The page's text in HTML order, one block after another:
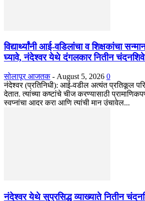
विद्यार्थ्यांनी आई-वडिलांचा व शिक्षकांचा
घ्यावे, नंदेश्वर येथे दंगलकार नितीन
सोलापूर आजतक - August 5, 2026 0
नंदेश्वर (प्रतिनिधी): आई-वडील अत्यंत प्रतिकूल
देतात. त्यांच्या कष्टांचे चीज करण्यासाठी
स्वप्नांचा आदर करा आणि त्यांची मान उंचावेल...
नंदेश्वर येथे सुप्रसिद्ध व्याख्याते नितीन